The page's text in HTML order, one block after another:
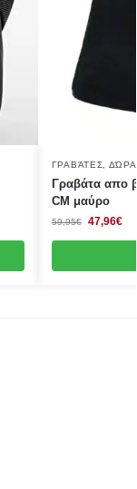
ΓΡΑΒΆΤΕΣ ΔΏΡΑ
Γραβάτα απο
CΜ μαύρο
59,95€ 47,96€